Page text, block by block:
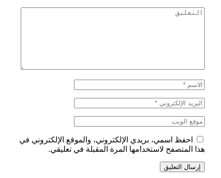
احفظ اسمي، بريدي الإلكتروني، والموقع الإلكتروني في
هذا المتصفح لاستخدامها المرة المقبلة في تعليقي.